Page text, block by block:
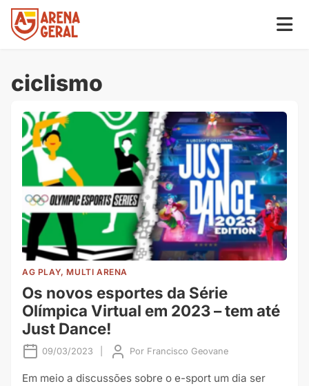
ciclismo
AG PLAY, MULTI ARENA
Os novos esportes da Série
Olímpica Virtual em 2023 – tem até
Just Dance!
09/03/2023 Por Francisco Geovane
Em meio a discussões sobre o e-sport um dia ser